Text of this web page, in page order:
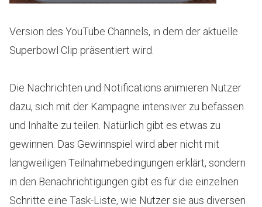
Version des YouTube Channels, in dem der aktuelle
Superbowl Clip präsentiert wird.
Die Nachrichten und Notifications animieren Nutzer
dazu, sich mit der Kampagne intensiver zu befassen
und Inhalte zu teilen. Natürlich gibt es etwas zu
gewinnen. Das Gewinnspiel wird aber nicht mit
langweiligen Teilnahmebedingungen erklärt, sondern
in den Benachrichtigungen gibt es für die einzelnen
Schritte eine Task-Liste, wie Nutzer sie aus diversen